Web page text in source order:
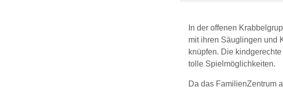
In der offenen
mit ihren Säuglingen und
knüpfen. Die
tolle Spielmöglichkeiten.
Da das FamilienZentrum